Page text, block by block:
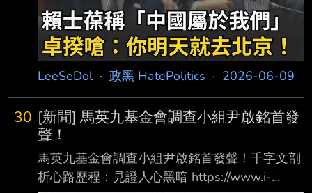
正當性，並稱中國國家主席習近平在會面時承
諾，只要兩岸同屬一中，什麼事都好商量。 鄭
麗文說，她曾經相信台獨是台灣的出路，不過她
發現民進黨只是把台獨當作「政治便利貼 」，
有需要的時候拿出來用，
LeeSeDol· 政黑 HatePolitics · 2026-06-09
30 [新聞] 馬英九基金會調查小組尹啟銘首發
聲！
馬英九基金會調查小組尹啟銘首發聲！千字文剖
析心路歷程：見證人心黑暗 https://www.i-